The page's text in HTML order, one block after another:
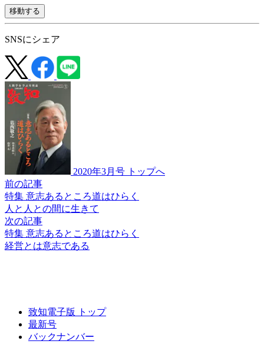
移動する
SNSにシェア
2020年3月号 トップへ
前の記事
特集 意志あるところ道はひらく
人と人との間に生きて
次の記事
特集 意志あるところ道はひらく
経営とは意志である
致知電子版 トップ
最新号
バックナンバー